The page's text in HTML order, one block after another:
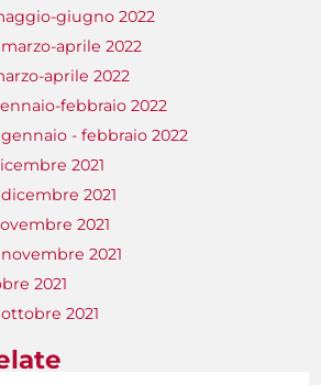
giugno 2022
aprile 2022
aprile 2022
febbraio 2022
- febbraio 2022
2021
2021
2021
2021
2021
2021